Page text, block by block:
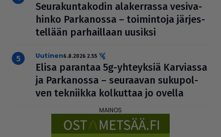
Seu­ra­kun­ta­ko­din ala­ker­rassa vesi­va­
hinko Par­ka­nossa – toi­min­toja jär­jes­
tel­lään par­hail­laan uusiksi
uutinen6.8.2026 2.55
Elisa parantaa 5g-yhteyksiä Karviassa
ja Par­ka­nossa – seuraavan suku­pol­
ven tekniikka kolkuttaa jo ovella